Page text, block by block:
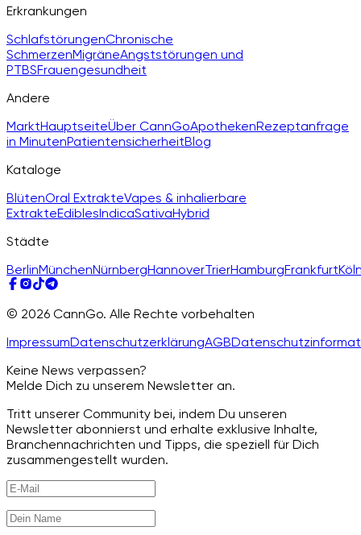
Erkrankungen
SchlafstörungenChronische
SchmerzenMigräneAngststörungen und
PTBSFrauengesundheit
Andere
MarktHauptseiteÜber CannGoApothekenRezeptanfrage
in MinutenPatientensicherheitBlog
Kataloge
BlütenOral ExtrakteVapes & inhalierbare
ExtrakteEdiblesIndicaSativaHybrid
Städte
BerlinMünchenNürnbergHannoverTrierHamburgFrankfurt
© 2026 CannGo. Alle Rechte vorbehalten
ImpressumDatenschutzerklärungAGB
Keine News verpassen?
Melde Dich zu unserem Newsletter an.
Tritt unserer Community bei, indem Du unseren
Newsletter abonnierst und erhalte exklusive Inhalte,
Branchennachrichten und Tipps, die speziell für Dich
zusammengestellt wurden.